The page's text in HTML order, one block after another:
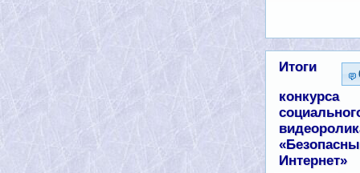
Итоги
конкурса
Интернет»